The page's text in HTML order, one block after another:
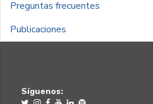
Preguntas frecuentes
Publicaciones
Síguenos: